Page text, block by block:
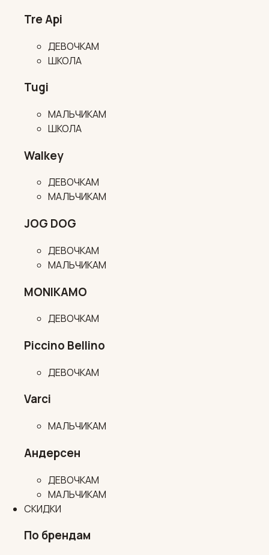
Tre Api
ДЕВОЧКАМ
ШКОЛА
Tugi
МАЛЬЧИКАМ
ШКОЛА
Walkey
ДЕВОЧКАМ
МАЛЬЧИКАМ
JOG DOG
ДЕВОЧКАМ
МАЛЬЧИКАМ
MONIKAMO
ДЕВОЧКАМ
Piccino Bellino
ДЕВОЧКАМ
Varci
МАЛЬЧИКАМ
Андерсен
ДЕВОЧКАМ
МАЛЬЧИКАМ
СКИДКИ
По брендам